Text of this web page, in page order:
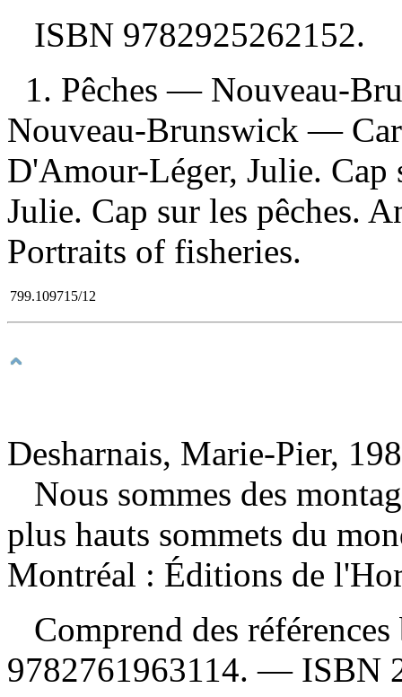
ISBN 9782925262152.
1. Pêches — Nouveau-
Nouveau-Brunswick —
D'Amour-Léger, Julie. Cap
Julie. Cap sur les pêches.
Portraits of fisheries.
799.109715/12
Desharnais, Marie-Pier,
Nous sommes des
plus hauts sommets du
Montréal : Éditions de
Comprend des
9782761963114. — ISBN